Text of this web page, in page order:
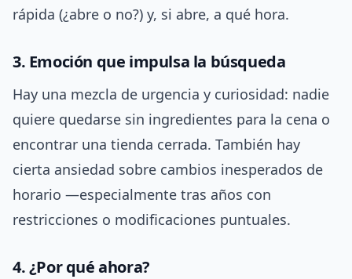
rápida (¿abre o no?) y, si abre, a qué hora.
3. Emoción que impulsa la búsqueda
Hay una mezcla de urgencia y curiosidad: nadie
quiere quedarse sin ingredientes para la cena o
encontrar una tienda cerrada. También hay
cierta ansiedad sobre cambios inesperados de
horario —especialmente tras años con
restricciones o modificaciones puntuales.
4. ¿Por qué ahora?